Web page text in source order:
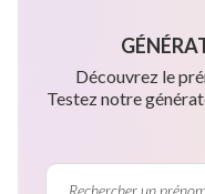
Découvrez le
Testez notre